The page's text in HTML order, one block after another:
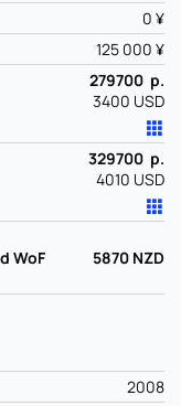
0 ¥
125 000 ¥
279700 р.
3400 USD
329700 р.
4010 USD
WoF
5870 NZD
2008